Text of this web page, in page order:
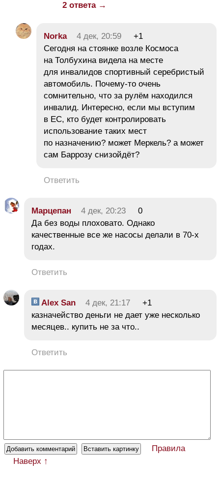
2 ответа →
Norka 4 дек, 20:59
+1
Сегодня на стоянке возле Космоса
на Толбухина видела на месте
для инвалидов спортивный серебристый
автомобиль. Почему-то очень
сомнительно, что за рулём находился
инвалид. Интересно, если мы вступим
в ЕС, кто будет контролировать
использование таких мест
по назначению? может Меркель? а может
сам Баррозу снизойдёт?
Ответить
Марцепан 4 дек, 20:23
0
Да без воды плоховато. Однако
качественные все же насосы делали в 70-х
годах.
Ответить
Alex San 4 дек, 21:17
+1
казначейство деньги не дает уже несколько
месяцев.. купить не за что..
Ответить
Правила
Наверх ↑